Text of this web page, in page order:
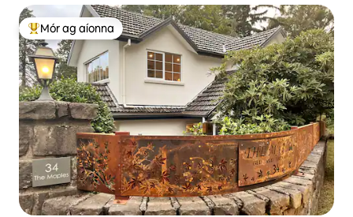
An-mhór ag aíonna
Mór ag aíonna